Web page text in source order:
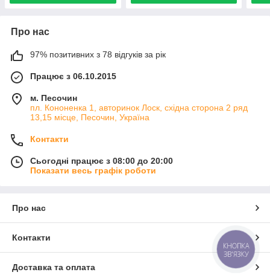
Про нас
97% позитивних з 78 відгуків за рік
Працює з 06.10.2015
м. Песочин
пл. Кононенка 1, авторинок Лоск, східна сторона 2 ряд
13,15 місце, Песочин, Україна
Контакти
Сьогодні працює з 08:00 до 20:00
Показати весь графік роботи
Про нас
Контакти
Доставка та оплата
КНОПКА
ЗВ'ЯЗКУ